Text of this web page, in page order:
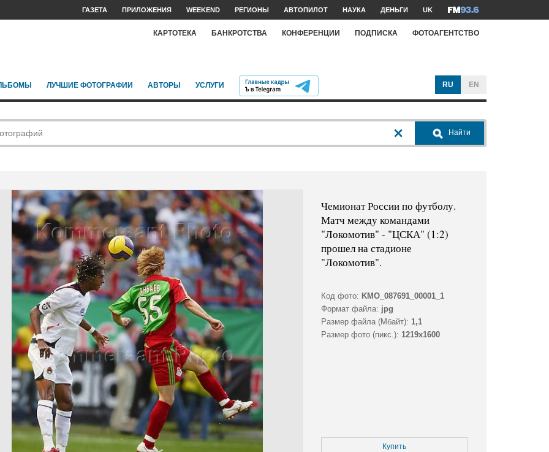
ГАЗЕТА ПРИЛОЖЕНИЯ WEEKEND РЕГИОНЫ АВТОПИЛОТ НАУКА ДЕНЬГИ UK
КАРТОТЕКА БАНКРОТСТВА КОНФЕРЕНЦИИ ПОДПИСКА ФОТОАГЕНТСТВО
ЛУЧШИЕ ФОТОГРАФИИ АВТОРЫ УСЛУГИ RU EN
Найти
Чемионат России по футболу.
Матч между командами
"Локомотив" - "ЦСКА" (1:2)
прошел на стадионе
"Локомотив".
Код фото: KMO_087691_00001_1
Формат файла: jpg
Размер файла (Мбайт): 1,1
Размер фото (пикс.): 1219x1600
Купить